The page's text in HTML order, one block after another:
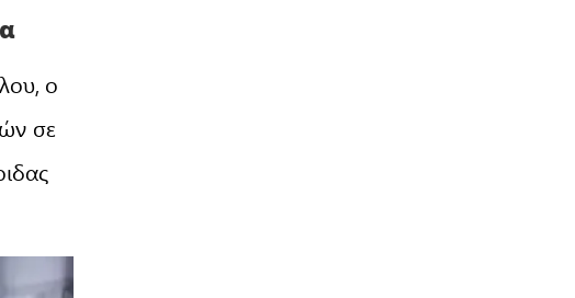
ο
σε